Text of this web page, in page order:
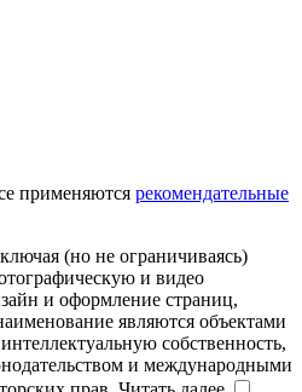
применяются рекомендательные
(но не ограничиваясь)
и видео
и оформление страниц,
являются объектами
собственность,
и международными